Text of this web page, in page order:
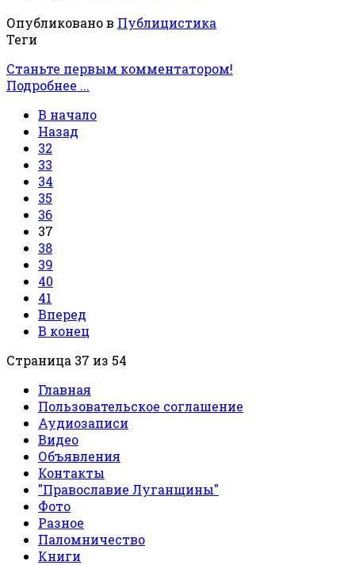
Опубликовано в Публицистика
Теги
Станьте первым комментатором!
Подробнее ...
В начало
Назад
32
33
34
35
36
37
38
39
40
41
Вперед
В конец
Страница 37 из 54
Главная
Пользовательское соглашение
Аудиозаписи
Видео
Объявления
Контакты
"Православие Луганщины"
Фото
Разное
Паломничество
Книги